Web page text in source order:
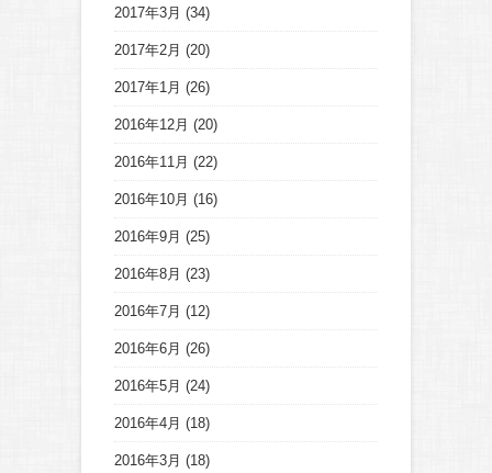
2017年3月 (34)
2017年2月 (20)
2017年1月 (26)
2016年12月 (20)
2016年11月 (22)
2016年10月 (16)
2016年9月 (25)
2016年8月 (23)
2016年7月 (12)
2016年6月 (26)
2016年5月 (24)
2016年4月 (18)
2016年3月 (18)